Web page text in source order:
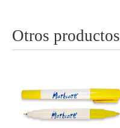
Otros productos